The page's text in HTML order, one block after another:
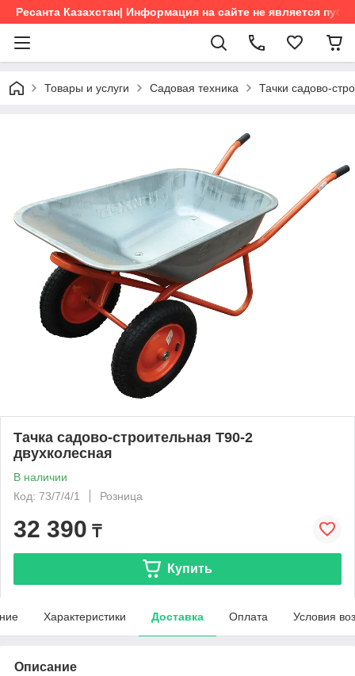
Ресанта Казахстан| Информация на сайте не является
Товары и услуги Садовая техника Тачки садово-
Тачка садово-строительная Т90-2
двухколесная
В наличии
Код: 73/7/4/1
Розница
32 390 ₸
Купить
Характеристики Доставка Оплата Условия
Описание